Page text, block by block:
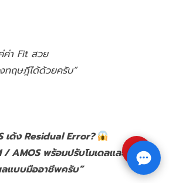
ค่า Fit สวย
ทฤษฎีได้ด้วยครับ”
เด้ง Residual Error?
/ AMOS พร้อมปรับโมเดลและแปล
แบบมืออาชีพครับ”
⇧